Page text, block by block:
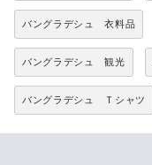
バングラデシュ 衣料品
バングラデシュ 観光
バングラデシュ Ｔシャツ